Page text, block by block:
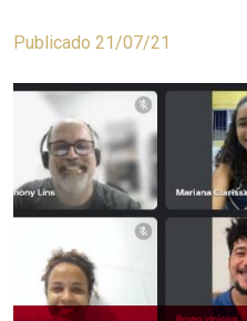
Publicado 21/07/21